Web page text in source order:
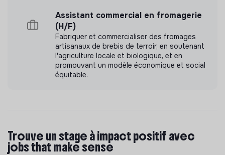
Assistant commercial en fromagerie
(H/F)
Fabriquer et commercialiser des fromages
artisanaux de brebis de terroir, en soutenant
l'agriculture locale et biologique, et en
promouvant un modèle économique et social
équitable.
Trouve un stage à impact positif avec
jobs that make sense